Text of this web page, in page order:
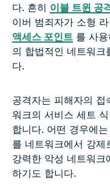
다. 흔히 이블 트윈 공
이버 범죄자가 소형
액세스 포인트 를 사
의 합법적인 네트워크
다.
공격자는 피해자의 접
워크의 서비스 세트
합니다. 어떤 경우에는
를 네트워크에서 강
강력한 악성 네트워크
하기도 합니다.